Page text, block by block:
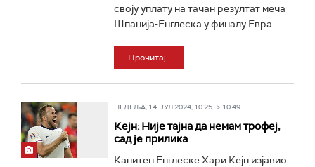
своју уплату на тачан резултат меча
Шпанија-Енглеска у финалу Евра...
Прочитај
НЕДЕЉА, 14. ЈУЛ 2024, 10:25 -> 10:49
Кејн: Није тајна да немам трофеј,
сад је прилика
Капитен Енглеске Хари Кејн изјавио